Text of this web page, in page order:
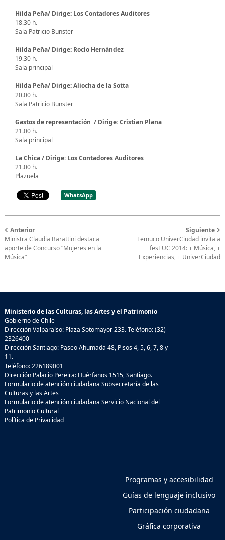
Hilda Peña/ Dirige: Los Contadores Auditores
18.30 h.
Sala Patricio Bunster
Hilda Peña/ Dirige: Rocío Hernández
19.30 h.
Sala principal
Hilda Peña/ Dirige: Aliocha de la Sotta
20.00 h.
Sala Patricio Bunster
Gastos de representación / Dirige: Cristian Plana
21.00 h.
Sala principal
La Chica / Dirige: Los Contadores Auditores
21.00 h.
Plazuela
WhatsApp
Anterior
Ministra Claudia Barattini destaca
aporte de Concurso “Mujeres en la
Música”
Siguiente
Temuco UniverCiudad invita a
fesTUC 2014: + Música, +
Experiencias, + UniverCiudad
Ministerio de las Culturas, las Artes y el Patrimonio
Gobierno de Chile
Dirección Valparaíso: Plaza Sotomayor 233. Teléfono: (32)
2326400
Dirección Santiago: Paseo Ahumada 48, Pisos 4, 5, 6, 7, 8 y
11.
Teléfono: 226189001
Dirección Palacio Pereira: Huérfanos 1515, Santiago.
Formulario de atención ciudadana Subsecretaría de las
Culturas y las Artes
Formulario de atención ciudadana Servicio Nacional del
Patrimonio Cultural
Política de Privacidad
Programas y accesibilidad
Guías de lenguaje inclusivo
Participación ciudadana
Gráfica corporativa